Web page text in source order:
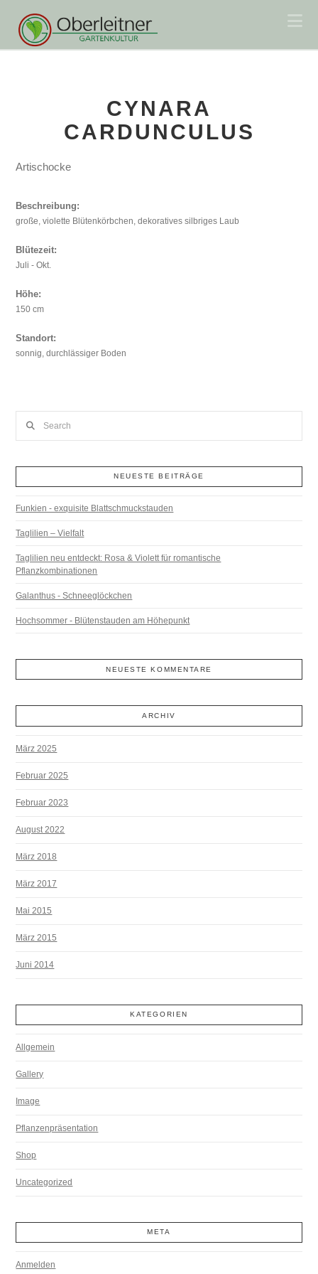
CYNARA
CARDUNCULUS
Artischocke
Beschreibung:
große, violette Blütenkörbchen, dekoratives silbriges Laub
Blütezeit:
Juli - Okt.
Höhe:
150 cm
Standort:
sonnig, durchlässiger Boden
NEUESTE BEITRÄGE
Funkien - exquisite Blattschmuckstauden
Taglilien – Vielfalt
Taglilien neu entdeckt: Rosa & Violett für romantische
Pflanzkombinationen
Galanthus - Schneeglöckchen
Hochsommer - Blütenstauden am Höhepunkt
NEUESTE KOMMENTARE
ARCHIV
März 2025
Februar 2025
Februar 2023
August 2022
März 2018
März 2017
Mai 2015
März 2015
Juni 2014
KATEGORIEN
Allgemein
Gallery
Image
Pflanzenpräsentation
Shop
Uncategorized
META
Anmelden